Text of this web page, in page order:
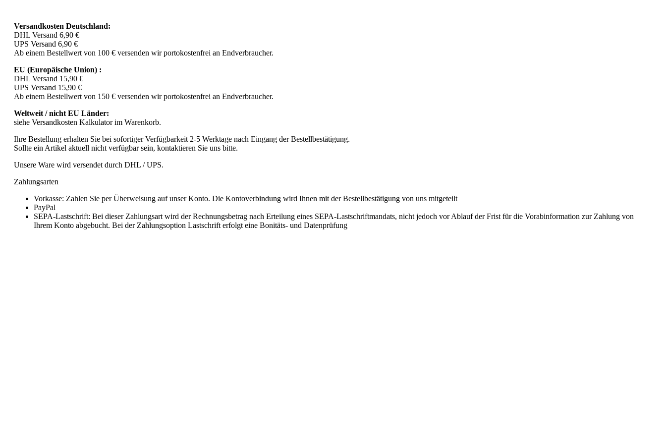
Versandkosten Deutschland:
DHL Versand 6,90 €
UPS Versand 6,90 €
Ab einem Bestellwert von 100 € versenden wir portokostenfrei an Endverbraucher.
EU (Europäische Union) :
DHL Versand 15,90 €
UPS Versand 15,90 €
Ab einem Bestellwert von 150 € versenden wir portokostenfrei an Endverbraucher.
Weltweit / nicht EU Länder:
siehe Versandkosten Kalkulator im Warenkorb.
Ihre Bestellung erhalten Sie bei sofortiger Verfügbarkeit 2-5 Werktage nach Eingang der Bestellbestätigung.
Sollte ein Artikel aktuell nicht verfügbar sein, kontaktieren Sie uns bitte.
Unsere Ware wird versendet durch DHL / UPS.
Zahlungsarten
Vorkasse: Zahlen Sie per Überweisung auf unser Konto. Die Kontoverbindung wird Ihnen mit der Bestellbestätigung von uns mitgeteilt
PayPal
SEPA-Lastschrift: Bei dieser Zahlungsart wird der Rechnungsbetrag nach Erteilung eines SEPA-Lastschriftmandats, nicht jedoch vor Ablauf der Frist für die Vorabinformation zur Zahlung von
Ihrem Konto abgebucht. Bei der Zahlungsoption Lastschrift erfolgt eine Bonitäts- und Datenprüfung